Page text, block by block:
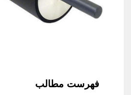
فهرست مطالب